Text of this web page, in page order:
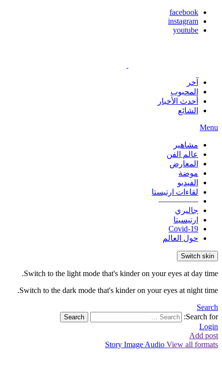
facebook
instagram
youtube
آخر
المحبوب
أحدث الأخبار
الشائع
Menu
مشاهير
عالم الفن
المعارض
موضة
الفيديو
لقاءات ارتيستا
—————
جاليري
ارتيسيتا
Covid-19
حول العالم
Switch skin
Switch to the light mode that's kinder on your eyes at day time.
Switch to the dark mode that's kinder on your eyes at night time.
Search
Search for:
Search
Login
Add post
Story Image Audio View all formats